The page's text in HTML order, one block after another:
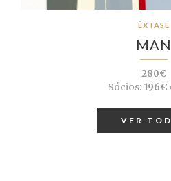
ÊXTASE
MAN
280€
Sócios: 196€
VER